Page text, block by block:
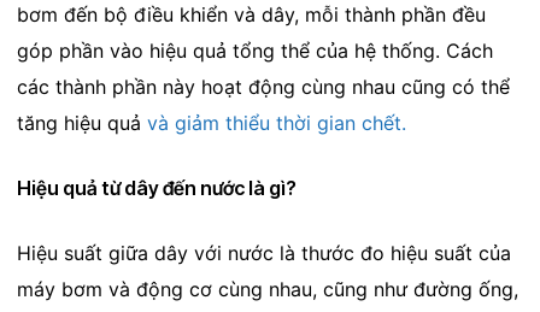
bơm đến bộ điều khiển và dây, mỗi thành phần đều
góp phần vào hiệu quả tổng thể của hệ thống. Cách
các thành phần này hoạt động cùng nhau cũng có thể
tăng hiệu quả và giảm thiểu thời gian chết.
Hiệu quả từ dây đến nước là gì?
Hiệu suất giữa dây với nước là thước đo hiệu suất của
máy bơm và động cơ cùng nhau, cũng như đường ống,